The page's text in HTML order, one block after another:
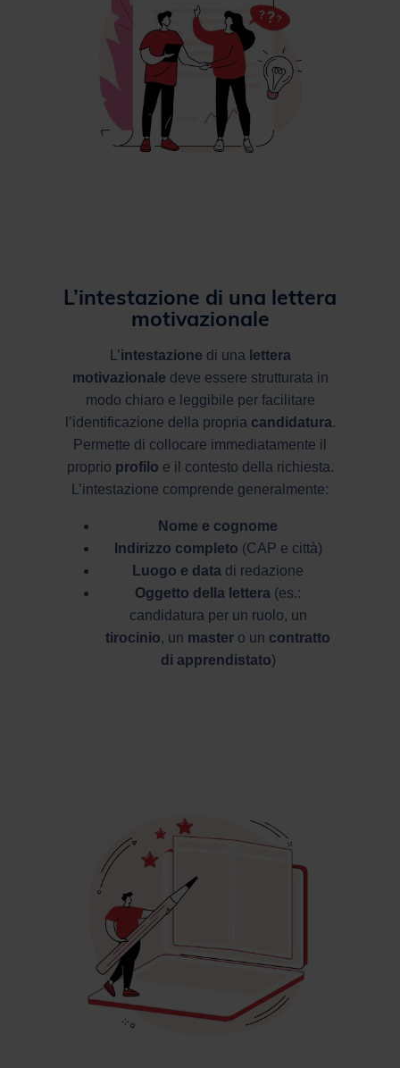
L’intestazione di una lettera
motivazionale
L’intestazione di una lettera
motivazionale deve essere strutturata in
modo chiaro e leggibile per facilitare
l’identificazione della propria candidatura.
Permette di collocare immediatamente il
proprio profilo e il contesto della richiesta.
L’intestazione comprende generalmente:
Nome e cognome
Indirizzo completo (CAP e città)
Luogo e data di redazione
Oggetto della lettera (es.:
candidatura per un ruolo, un
tirocinio, un master o un contratto
di apprendistato)